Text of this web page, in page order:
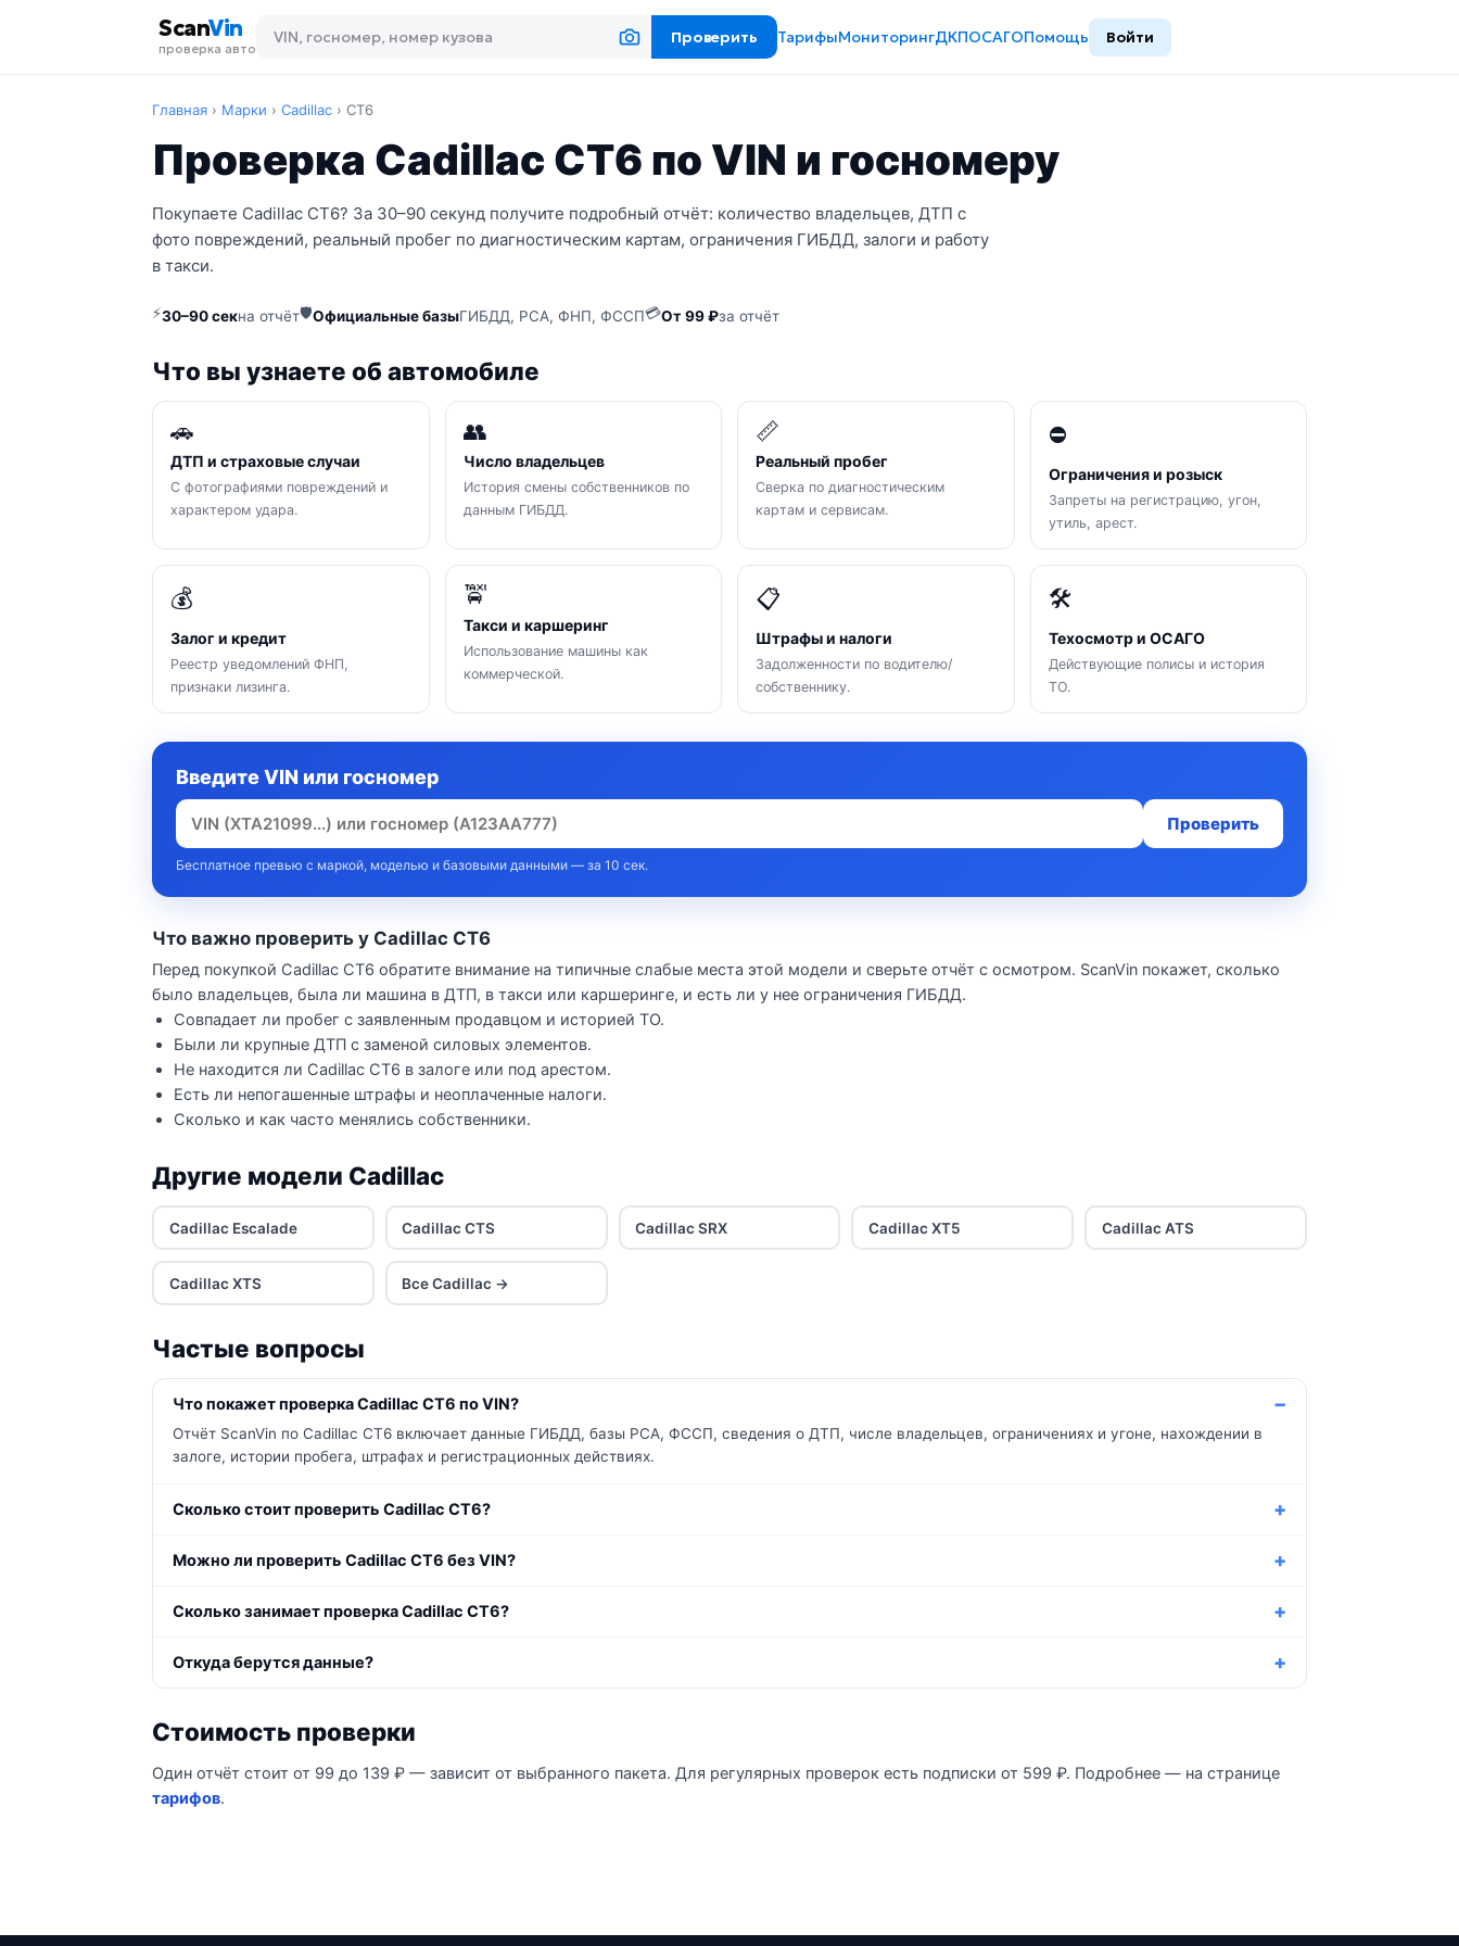
ScanVin
проверка авто
Проверить ТарифыМониторингДКПОСАГОПомощь Войти
Главная › Марки › Cadillac › CT6
Проверка Cadillac CT6 по VIN и госномеру
Покупаете Cadillac CT6? За 30–90 секунд получите подробный отчёт: количество владельцев, ДТП с
фото повреждений, реальный пробег по диагностическим картам, ограничения ГИБДД, залоги и работу
в такси.
⚡30–90 секна отчёт🛡Официальные базыГИБДД, РСА, ФНП, ФССП💳От 99 ₽за отчёт
Что вы узнаете об автомобиле
🚗
ДТП и страховые случаи
С фотографиями повреждений и
характером удара.
👥
Число владельцев
История смены собственников по
данным ГИБДД.
📏
Реальный пробег
Сверка по диагностическим
картам и сервисам.
⛔
Ограничения и розыск
Запреты на регистрацию, угон,
утиль, арест.
💰
Залог и кредит
Реестр уведомлений ФНП,
признаки лизинга.
🚖
Такси и каршеринг
Использование машины как
коммерческой.
📋
Штрафы и налоги
Задолженности по водителю/
собственнику.
🛠
Техосмотр и ОСАГО
Действующие полисы и история
ТО.
Введите VIN или госномер
Проверить
Бесплатное превью с маркой, моделью и базовыми данными — за 10 сек.
Что важно проверить у Cadillac CT6
Перед покупкой Cadillac CT6 обратите внимание на типичные слабые места этой модели и сверьте отчёт с осмотром. ScanVin покажет, сколько
было владельцев, была ли машина в ДТП, в такси или каршеринге, и есть ли у нее ограничения ГИБДД.
Совпадает ли пробег с заявленным продавцом и историей ТО.
Были ли крупные ДТП с заменой силовых элементов.
Не находится ли Cadillac CT6 в залоге или под арестом.
Есть ли непогашенные штрафы и неоплаченные налоги.
Сколько и как часто менялись собственники.
Другие модели Cadillac
Cadillac Escalade Cadillac CTS Cadillac SRX Cadillac XT5 Cadillac ATS
Cadillac XTS Все Cadillac →
Частые вопросы
Что покажет проверка Cadillac CT6 по VIN?
Отчёт ScanVin по Cadillac CT6 включает данные ГИБДД, базы РСА, ФССП, сведения о ДТП, числе владельцев, ограничениях и угоне, нахождении в
залоге, истории пробега, штрафах и регистрационных действиях.
Сколько стоит проверить Cadillac CT6?
Можно ли проверить Cadillac CT6 без VIN?
Сколько занимает проверка Cadillac CT6?
Откуда берутся данные?
Стоимость проверки
Один отчёт стоит от 99 до 139 ₽ — зависит от выбранного пакета. Для регулярных проверок есть подписки от 599 ₽. Подробнее — на странице
тарифов.